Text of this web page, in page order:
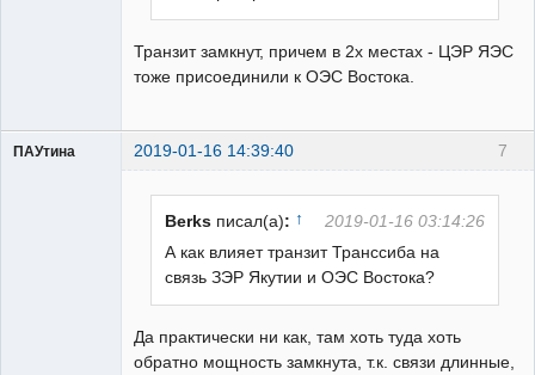
Транзит замкнут, причем в 2х местах - ЦЭР ЯЭС
тоже присоединили к ОЭС Востока.
7
ПАУтина 2019-01-16 14:39:40
Berks писал(а): ↑
2019-01-16 03:14:26
А как влияет транзит Транссиба на
связь ЗЭР Якутии и ОЭС Востока?
Да практически ни как, там хоть туда хоть
обратно мощность замкнута, т.к. связи длинные,